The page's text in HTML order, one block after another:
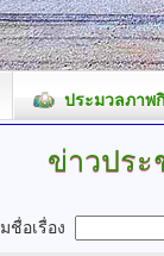
ประมวลภาพ
ข่าวปร
ชื่อเรื่อง